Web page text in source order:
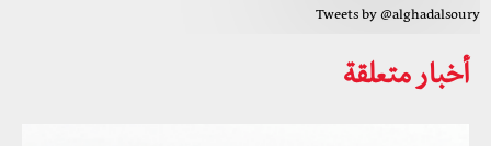
Tweets by @alghadalsoury
أخبار متعلقة